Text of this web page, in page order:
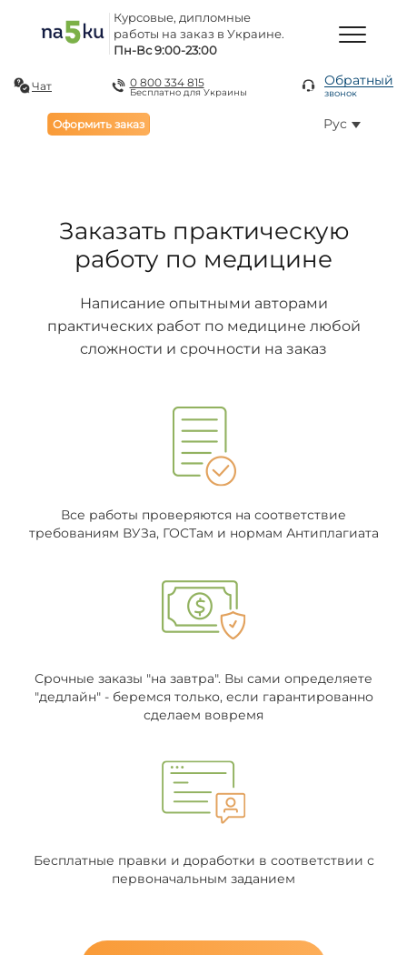
Курсовые, дипломные
работы на заказ в Украине.
Пн-Вс 9:00-23:00
Чат 0 800 334 815
Бесплатно для Украины
Обратный
звонок
Оформить заказ Рус
Заказать практическую
работу по медицине
Написание опытными авторами
практических работ по медицине любой
сложности и срочности на заказ
Все работы проверяются на соответствие
требованиям ВУЗа, ГОСТам и нормам Антиплагиата
Срочные заказы "на завтра". Вы сами определяете
"дедлайн" - беремся только, если гарантированно
сделаем вовремя
Бесплатные правки и доработки в соответствии с
первоначальным заданием